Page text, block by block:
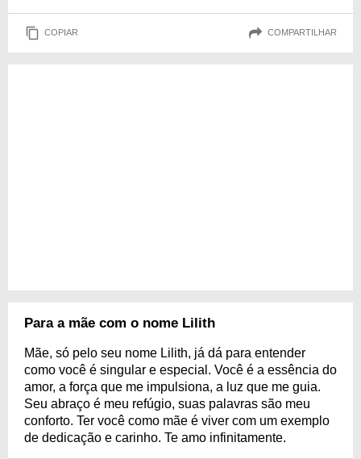
COPIAR COMPARTILHAR
Para a mãe com o nome Lilith
Mãe, só pelo seu nome Lilith, já dá para entender
como você é singular e especial. Você é a essência do
amor, a força que me impulsiona, a luz que me guia.
Seu abraço é meu refúgio, suas palavras são meu
conforto. Ter você como mãe é viver com um exemplo
de dedicação e carinho. Te amo infinitamente.